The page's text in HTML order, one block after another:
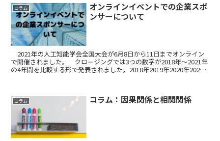
コラム
オンラインイベントでの企業スポ
ンサーについて
2021年の人工知能学会全国大会が6月8日から11日までオンライン
で開催されました。 クロージングでは3つの数字が2018年～2021年
の4年間を比較する形で発表されました。2018年2019年2020年2021
コラム コラム：因果関係と相関関係